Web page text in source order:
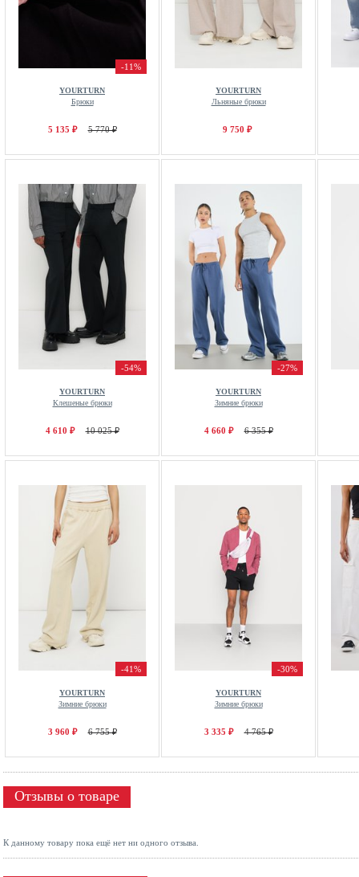
-11%
YOURTURN
Брюки
5 135 ₽ 5 770 ₽
YOURTURN
Льняные брюки
9 750 ₽
-54%
YOURTURN
Клешеные брюки
4 610 ₽ 10 025 ₽
-27%
YOURTURN
Зимние брюки
4 660 ₽ 6 355 ₽
-41%
YOURTURN
Зимние брюки
3 960 ₽ 6 755 ₽
-30%
YOURTURN
Зимние брюки
3 335 ₽ 4 765 ₽
Отзывы о товаре
К данному товару пока ещё нет ни одного отзыва.